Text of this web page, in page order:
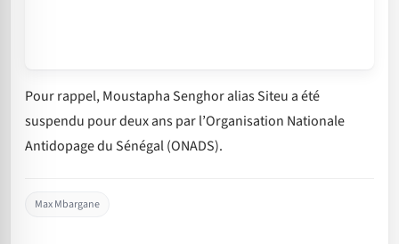
Pour rappel, Moustapha Senghor alias Siteu a été
suspendu pour deux ans par l’Organisation Nationale
Antidopage du Sénégal (ONADS).
Max Mbargane